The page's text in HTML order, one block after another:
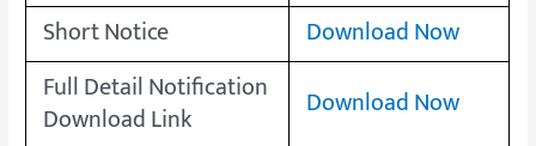
Short Notice
Download Now
Full Detail Notification
Download Link
Download Now